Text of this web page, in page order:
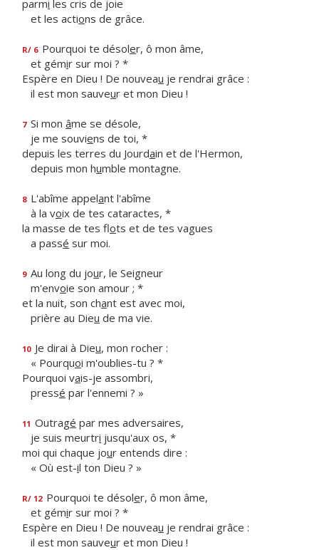
parmi les cris de joie
et les actions de grâce.
R/ 6 Pourquoi te désoler, ô mon âme,
et gémir sur moi ? *
Espère en Dieu ! De nouveau je rendrai grâce :
il est mon sauveur et mon Dieu !
7 Si mon âme se désole,
je me souviens de toi, *
depuis les terres du Jourdain et de l'Hermon,
depuis mon humble montagne.
8 L'abîme appelant l'abîme
à la voix de tes cataractes, *
la masse de tes flots et de tes vagues
a passé sur moi.
9 Au long du jour, le Seigneur
m'envoie son amour ; *
et la nuit, son chant est avec moi,
prière au Dieu de ma vie.
10 Je dirai à Dieu, mon rocher :
« Pourquoi m'oublies-tu ? *
Pourquoi vais-je assombri,
pressé par l'ennemi ? »
11 Outragé par mes adversaires,
je suis meurtri jusqu'aux os, *
moi qui chaque jour entends dire :
« Où est-il ton Dieu ? »
R/ 12 Pourquoi te désoler, ô mon âme,
et gémir sur moi ? *
Espère en Dieu ! De nouveau je rendrai grâce :
il est mon sauveur et mon Dieu !